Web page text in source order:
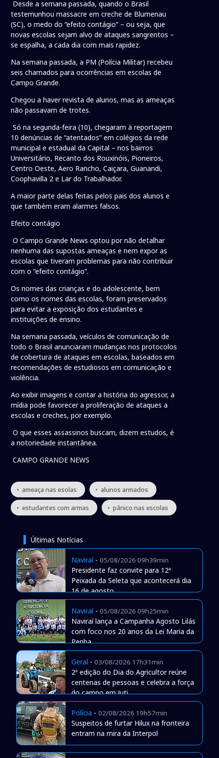
Desde a semana passada, quando o Brasil
testemunhou massacre em creche de Blumenau
(SC), o medo do “efeito contágio” – ou seja, que
novas escolas sejam alvo de ataques sangrentos –
se espalha, a cada dia com mais rapidez.
Na semana passada, a PM (Polícia Militar) recebeu
seis chamados para ocorrências em escolas de
Campo Grande.
Chegou a haver revista de alunos, mas as ameaças
não passavam de trotes.
Só na segunda-feira (10), chegaram à reportagem
10 denúncias de “atentados” em colégios da rede
municipal e estadual da Capital – nos bairros
Universitário, Recanto dos Rouxinóis, Pioneiros,
Centro Oeste, Aero Rancho, Caiçara, Guanandi,
Coophavilla 2 e Lar do Trabalhador.
A maior parte delas feitas pelos pais dos alunos e
que também eram alarmes falsos.
Efeito contágio
O Campo Grande News optou por não detalhar
nenhuma das supostas ameaças e nem expor as
escolas que tiveram problemas para não contribuir
com o “efeito contágio”.
Os nomes das crianças e do adolescente, bem
como os nomes das escolas, foram preservados
para evitar a exposição dos estudantes e
instituições de ensino.
Na semana passada, veículos de comunicação de
todo o Brasil anunciaram mudanças nos protocolos
de cobertura de ataques em escolas, baseados em
recomendações de estudiosos em comunicação e
violência.
Ao exibir imagens e contar a história do agressor, a
mídia pode favorecer a proliferação de ataques a
escolas e creches, por exemplo.
O que esses assassinos buscam, dizem estudos, é
a notoriedade instantânea.
CAMPO GRANDE NEWS
• ameaça nas esolas • alunos armados
• estudantes com armas • pânico nas escolas
Últimas Notícias
Naviraí- 05/08/2026 09h39min
Presidente faz convite para 12ª
Peixada da Seleta que acontecerá dia
16 de agosto
Naviraí- 05/08/2026 09h25min
Naviraí lança a Campanha Agosto Lilás
com foco nos 20 anos da Lei Maria da
Penha
Geral - 03/08/2026 17h31min
2ª edição do Dia do Agricultor reúne
centenas de pessoas e celebra a força
do campo em Juti
Polícia - 02/08/2026 19h57min
Suspeitos de furtar Hilux na fronteira
entram na mira da Interpol